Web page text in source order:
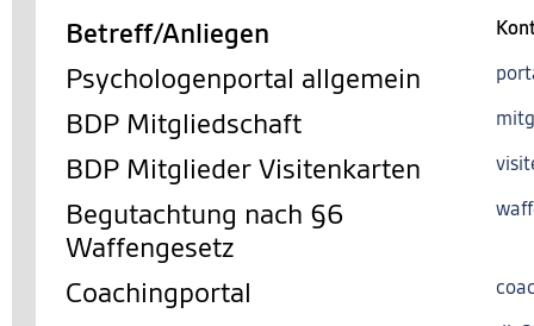
Betreff/Anliegen
Psychologenportal allgemein
BDP Mitgliedschaft
BDP Mitglieder Visitenkarten
Begutachtung nach §6
Waffengesetz
Coachingportal